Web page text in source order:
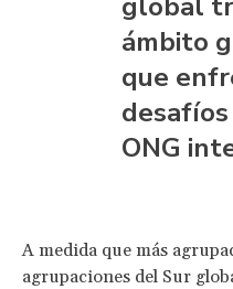
ámbito
que
ONG
A medida que más
agrupaciones del Sur